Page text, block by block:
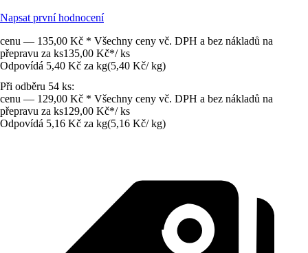
Napsat první hodnocení
cenu — 135,00 Kč * Všechny ceny vč. DPH a bez nákladů na
přepravu za ks135,00 Kč*/ ks
Odpovídá 5,40 Kč za kg(5,40 Kč/ kg)
Při odběru 54 ks:
cenu — 129,00 Kč * Všechny ceny vč. DPH a bez nákladů na
přepravu za ks129,00 Kč*/ ks
Odpovídá 5,16 Kč za kg(5,16 Kč/ kg)